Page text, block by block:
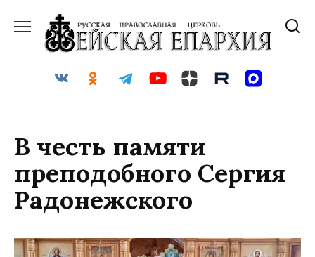
содержанию
В честь памяти
преподобного Сергия
Радонежского